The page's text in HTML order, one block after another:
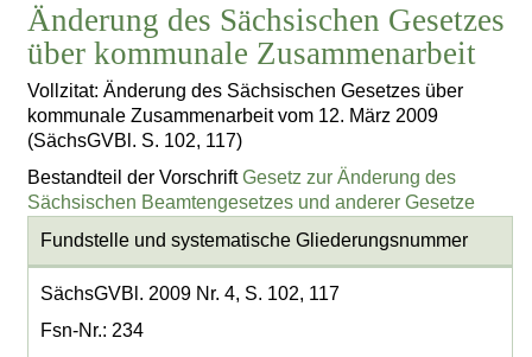
Änderung des Sächsischen Gesetzes
über kommunale Zusammenarbeit
Vollzitat: Änderung des Sächsischen Gesetzes über
kommunale Zusammenarbeit vom 12. März 2009
(SächsGVBl. S. 102, 117)
Bestandteil der VorschriftGesetz zur Änderung des
Sächsischen Beamtengesetzes und anderer Gesetze
Fundstelle und systematische Gliederungsnummer
SächsGVBl. 2009 Nr. 4, S. 102, 117
Fsn-Nr.: 234